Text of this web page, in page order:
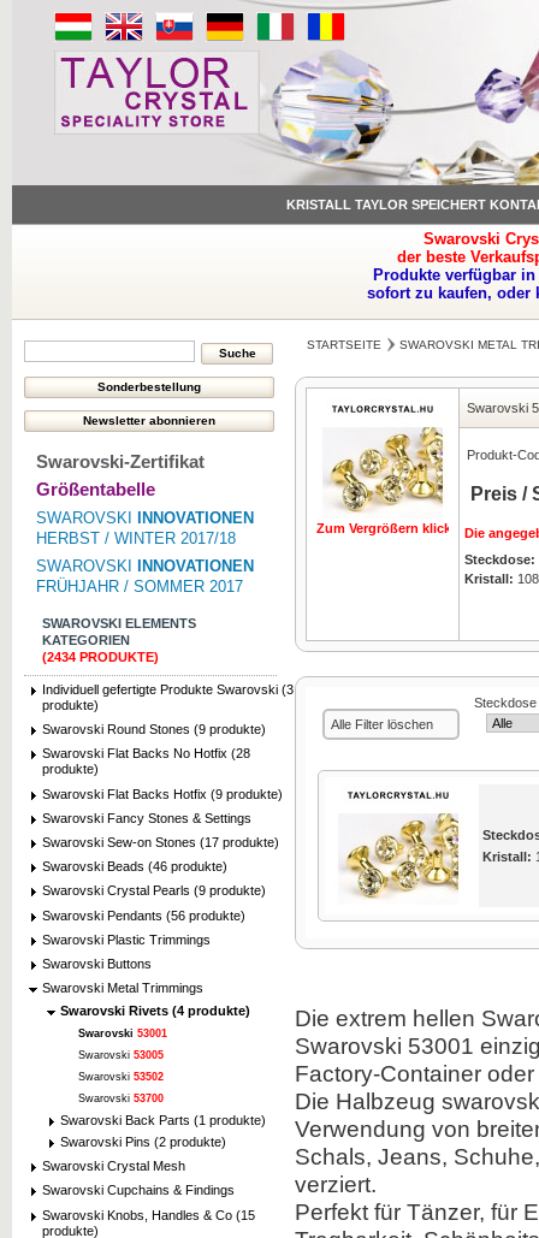
KRISTALL TAYLOR SPEICHERT
Swarovski
der beste
Produkte verfügbar
sofort zu kaufen, oder
Swarovski-Zertifikat
Größentabelle
SWAROVSKI
INNOVATIONEN
HERBST / WINTER 2017/18
SWAROVSKI
INNOVATIONEN
FRÜHJAHR / SOMMER 2017
SWAROVSKI ELEMENTS
KATEGORIEN
(2434 PRODUKTE)
Individuell gefertigte Produkte Swarovski (3
produkte)
Swarovski Round Stones (9 produkte)
Swarovski Flat Backs No Hotfix (28
produkte)
Swarovski Flat Backs Hotfix (9 produkte)
Swarovski Fancy Stones & Settings
Swarovski Sew-on Stones (17 produkte)
Swarovski Beads (46 produkte)
Swarovski Crystal Pearls (9 produkte)
Swarovski Pendants (56 produkte)
Swarovski Plastic Trimmings
Swarovski Buttons
Swarovski Metal Trimmings
Swarovski Rivets (4 produkte)
Swarovski 53001
Swarovski 53005
Swarovski 53502
Swarovski 53700
Swarovski Back Parts (1 produkte)
Swarovski Pins (2 produkte)
Swarovski Crystal Mesh
Swarovski Cupchains & Findings
Swarovski Knobs, Handles & Co (15
produkte)
STARTSEITE SWAROVSKI METAL
Zum Vergrößern klicken
Swarovski
Produkt-
Preis /
Die
Steckdose:
Kristall:
Alle Filter löschen
Steckdose
Kristall:
Die extrem hellen
Swarovski 53001
Factory-Container
Die Halbzeug
Verwendung von
Schals, Jeans,
verziert.
Perfekt für Tänzer, für